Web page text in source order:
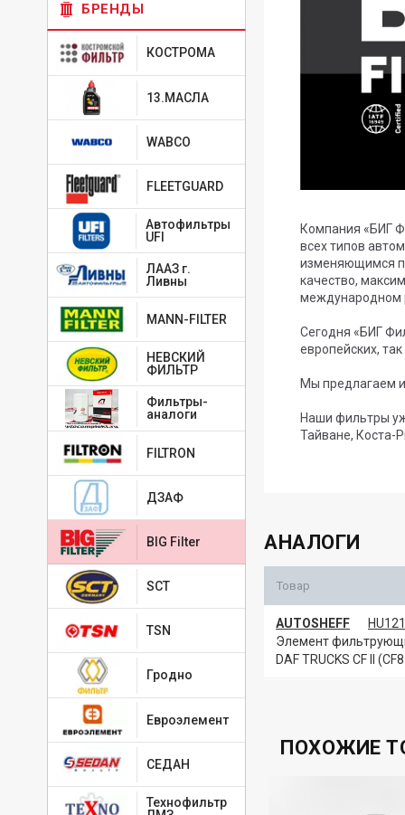
БРЕНДЫ
КОСТРОМА
13.МАСЛА
WABCO
FLEETGUARD
Автофильтры
UFI
ЛААЗ г.
Ливны
MANN-FILTER
НЕВСКИЙ
ФИЛЬТР
Фильтры-
аналоги
FILTRON
ДЗАФ
BIG Filter
SCT
TSN
Гродно
Евроэлемент
СЕДАН
Технофильтр
Компания «БИГ
всех типов
изменяющимся
качество,
международном
Сегодня «БИГ
европейских,
Мы предлагаем
Наши фильтры
Тайване, Коста-
АНАЛОГИ
Товар
AUTOSHEFF
Элемент
DAF TRUCKS CF II
ПОХОЖИЕ